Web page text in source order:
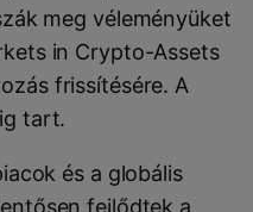
meg véleményüket
in Crypto-Assets
frissítésére. A
tart.
és a globális
fejlődtek a